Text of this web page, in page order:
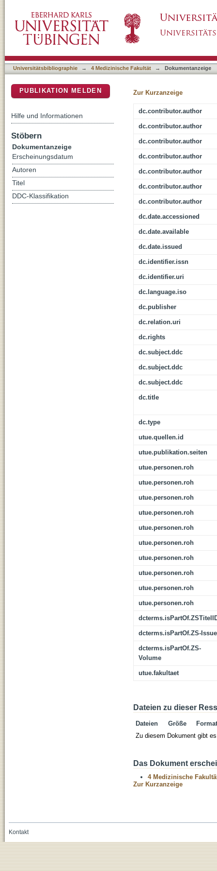
Universitätsbibliographie → 4 Medizinische Fakultät → Dokumentanzeige
Zur Kurzanzeige
dc.contributor.author
dc.contributor.author
dc.contributor.author
dc.contributor.author
dc.contributor.author
dc.contributor.author
dc.contributor.author
dc.date.accessioned
dc.date.available
dc.date.issued
dc.identifier.issn
dc.identifier.uri
dc.language.iso
dc.publisher
dc.relation.uri
dc.rights
dc.subject.ddc
dc.subject.ddc
dc.subject.ddc
dc.title
dc.type
utue.quellen.id
utue.publikation.seiten
utue.personen.roh
utue.personen.roh
utue.personen.roh
utue.personen.roh
utue.personen.roh
utue.personen.roh
utue.personen.roh
utue.personen.roh
utue.personen.roh
utue.personen.roh
dcterms.isPartOf.ZS-Issue
dcterms.isPartOf.ZS-
Volume
utue.fakultaet
Dateien zu dieser
Dateien Größe
Format
Zu diesem Dokument gibt
Das Dokument
4 Medizinische
Zur Kurzanzeige
PUBLIKATION MELDEN
Hilfe und Informationen
Stöbern
Dokumentanzeige
Erscheinungsdatum
Autoren
Titel
DDC-Klassifikation
Kontakt